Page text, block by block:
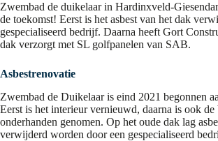
Zwembad de duikelaar in Hardinxveld-
de toekomst! Eerst is het asbest van het dak
gespecialiseerd bedrijf. Daarna heeft Gort
dak verzorgt met SL golfpanelen van SAB.
Asbestrenovatie
Zwembad de Duikelaar is eind 2021 begonnen
Eerst is het interieur vernieuwd, daarna is ook de
onderhanden genomen. Op het oude dak lag
verwijderd worden door een gespecialiseerd